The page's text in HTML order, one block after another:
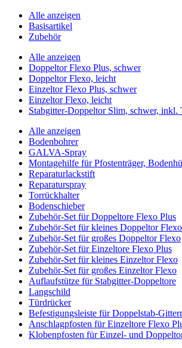
Alle anzeigen
Basisartikel
Zubehör
Alle anzeigen
Doppeltor Flexo Plus, schwer
Doppeltor Flexo, leicht
Einzeltor Flexo Plus, schwer
Einzeltor Flexo, leicht
Stabgitter-Doppeltor Slim, schwer, inkl.
Alle anzeigen
Bodenbohrer
GALVA-Spray
Montagehilfe für Pfostenträger,
Reparaturlackstift
Reparaturspray
Torrückhalter
Bodenschieber
Zubehör-Set für Doppeltore Flexo Plus
Zubehör-Set für kleines Doppeltor Flexo
Zubehör-Set für großes Doppeltor Flexo
Zubehör-Set für Einzeltore Flexo Plus
Zubehör-Set für kleines Einzeltor Flexo
Zubehör-Set für großes Einzeltor Flexo
Auflaufstütze für Stabgitter-Doppeltore
Langschild
Türdrücker
Befestigungsleiste für Doppelstab-
Anschlagpfosten für Einzeltore Flexo
Klobenpfosten für Einzel- und